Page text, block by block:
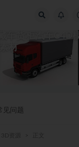
车货柜汽车C4D
材
见问题